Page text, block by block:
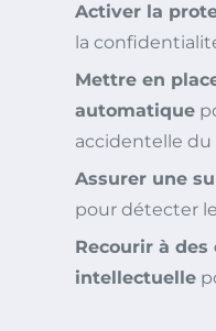
Activer la
la
Mettre en
automatique
accidentelle
Assurer une
pour détecter
Recourir à
intellectuelle